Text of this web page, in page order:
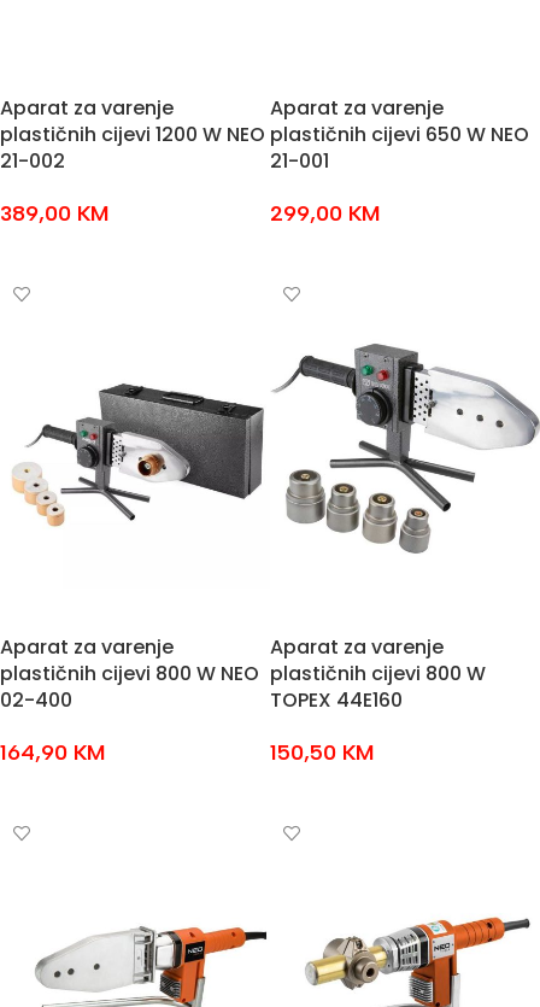
Aparat za varenje
plastičnih cijevi 1200 W NEO
21-002
389,00 KM
Aparat za varenje
plastičnih cijevi 650 W NEO
21-001
299,00 KM
Aparat za varenje
plastičnih cijevi 800 W NEO
02-400
164,90 KM
Aparat za varenje
plastičnih cijevi 800 W
TOPEX 44E160
150,50 KM